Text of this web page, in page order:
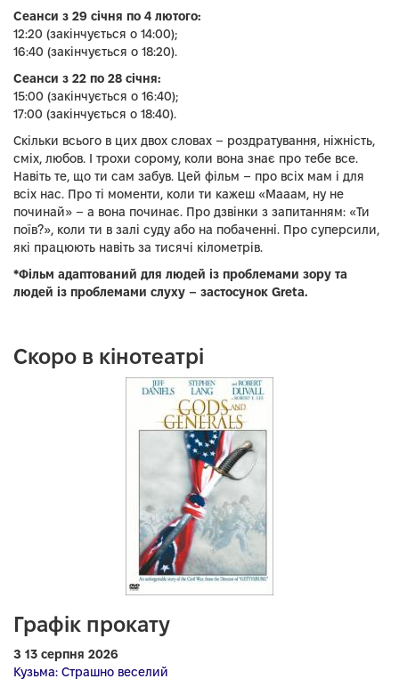
Сеанси з 29 січня по 4 лютого:
12:20 (закінчується о 14:00);
16:40 (закінчується о 18:20).
Сеанси з 22 по 28 січня:
15:00 (закінчується о 16:40);
17:00 (закінчується о 18:40).
Скільки всього в цих двох словах – роздратування, ніжність,
сміх, любов. І трохи сорому, коли вона знає про тебе все.
Навіть те, що ти сам забув. Цей фільм – про всіх мам і для
всіх нас. Про ті моменти, коли ти кажеш «Мааам, ну не
починай» – а вона починає. Про дзвінки з запитанням: «Ти
поїв?», коли ти в залі суду або на побаченні. Про суперсили,
які працюють навіть за тисячі кілометрів.
*Фільм адаптований для людей із проблемами зору та
людей із проблемами слуху – застосунок Greta.
Скоро в кінотеатрі
Графік прокату
З 13 серпня 2026
Кузьма: Страшно веселий